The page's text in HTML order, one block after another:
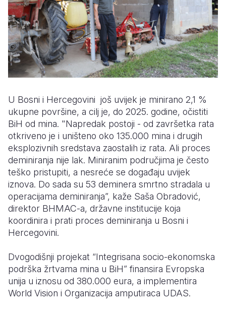
U Bosni i Hercegovini još uvijek je minirano 2,1 %
ukupne površine, a cilj je, do 2025. godine, očistiti
BiH od mina. "Napredak postoji - od završetka rata
otkriveno je i uništeno oko 135.000 mina i drugih
eksplozivnih sredstava zaostalih iz rata. Ali proces
deminiranja nije lak. Miniranim područjima je često
teško pristupiti, a nesreće se događaju uvijek
iznova. Do sada su 53 deminera smrtno stradala u
operacijama deminiranja”, kaže Saša Obradović,
direktor BHMAC-a, državne institucije koja
koordinira i prati proces deminiranja u Bosni i
Hercegovini.
Dvogodišnji projekat “Integrisana socio-ekonomska
podrška žrtvama mina u BiH” finansira Evropska
unija u iznosu od 380.000 eura, a implementira
World Vision i Organizacija amputiraca UDAS.